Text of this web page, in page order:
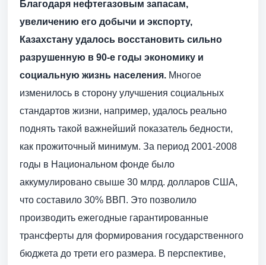
Благодаря нефтегазовым запасам,
увеличению его добычи и экспорту,
Казахстану удалось восстановить сильно
разрушенную в 90-е годы экономику и
социальную жизнь населения. Многое
изменилось в сторону улучшения социальных
стандартов жизни, например, удалось реально
поднять такой важнейший показатель бедности,
как прожиточный минимум. За период 2001-2008
годы в Национальном фонде было
аккумулировано свыше 30 млрд. долларов США,
что составило 30% ВВП. Это позволило
производить ежегодные гарантированные
трансферты для формирования государственного
бюджета до трети его размера. В перспективе,